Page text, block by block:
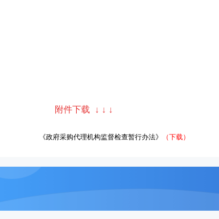
附件下载 ↓ ↓ ↓
《政府采购代理机构监督检查暂行办法》 （下载）